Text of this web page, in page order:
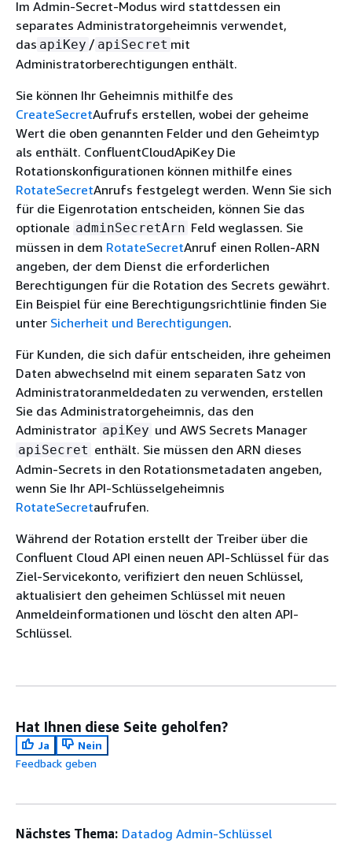
Im Admin-Secret-Modus wird stattdessen ein
separates Administratorgeheimnis verwendet,
das apiKey / apiSecret mit
Administratorberechtigungen enthält.
Sie können Ihr Geheimnis mithilfe des
CreateSecretAufrufs erstellen, wobei der geheime
Wert die oben genannten Felder und den Geheimtyp
als enthält. ConfluentCloudApiKey Die
Rotationskonfigurationen können mithilfe eines
RotateSecretAnrufs festgelegt werden. Wenn Sie sich
für die Eigenrotation entscheiden, können Sie das
optionale adminSecretArn Feld weglassen. Sie
müssen in dem RotateSecretAnruf einen Rollen-ARN
angeben, der dem Dienst die erforderlichen
Berechtigungen für die Rotation des Secrets gewährt.
Ein Beispiel für eine Berechtigungsrichtlinie finden Sie
unter Sicherheit und Berechtigungen.
Für Kunden, die sich dafür entscheiden, ihre geheimen
Daten abwechselnd mit einem separaten Satz von
Administratoranmeldedaten zu verwenden, erstellen
Sie das Administratorgeheimnis, das den
Administrator apiKey und AWS Secrets Manager
apiSecret enthält. Sie müssen den ARN dieses
Admin-Secrets in den Rotationsmetadaten angeben,
wenn Sie Ihr API-Schlüsselgeheimnis
RotateSecretaufrufen.
Während der Rotation erstellt der Treiber über die
Confluent Cloud API einen neuen API-Schlüssel für das
Ziel-Servicekonto, verifiziert den neuen Schlüssel,
aktualisiert den geheimen Schlüssel mit neuen
Anmeldeinformationen und löscht den alten API-
Schlüssel.
Hat Ihnen diese Seite geholfen?
Ja
Nein
Feedback geben
Nächstes Thema: Datadog Admin-Schlüssel